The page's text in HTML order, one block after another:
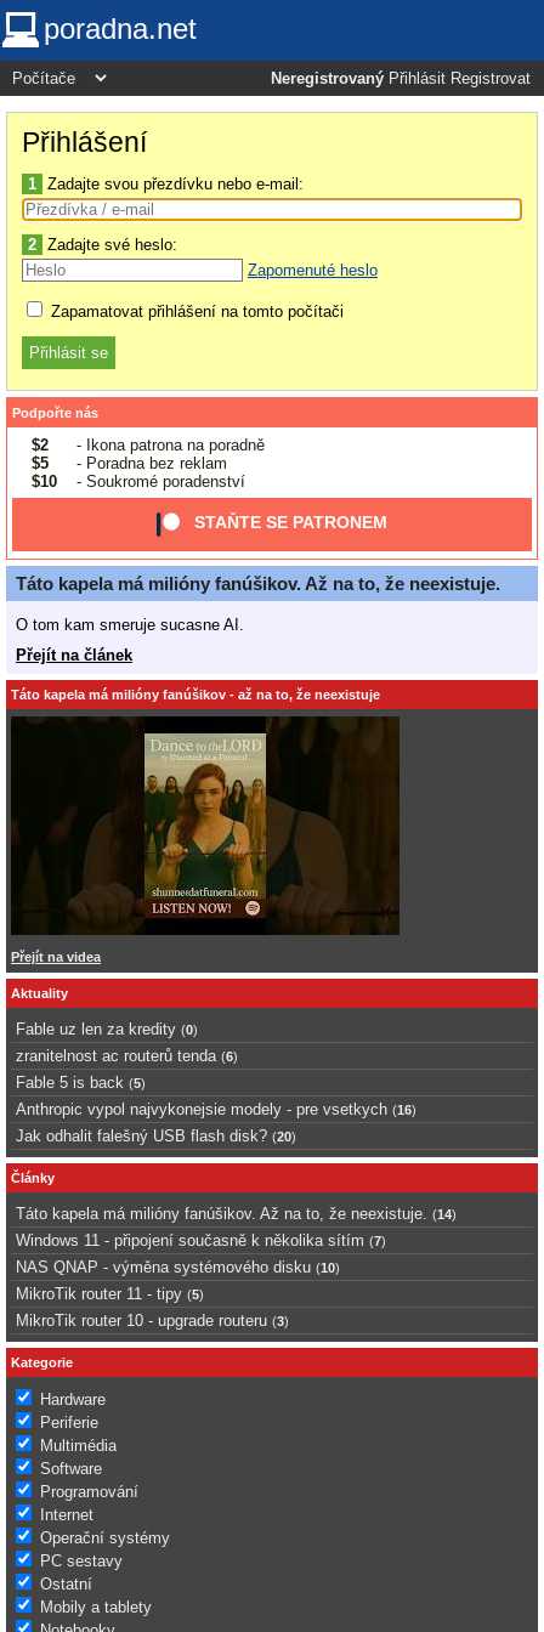
poradna.net
Neregistrovaný Přihlásit Registrovat
Přihlášení
1 Zadajte svou přezdívku nebo e-mail:
2 Zadajte své heslo:
Zapomenuté heslo
Zapamatovat přihlášení na tomto počítači
Podpořte nás
$2
- Ikona patrona na poradně
$5
- Poradna bez reklam
$10
- Soukromé poradenství
STAŇTE SE PATRONEM
Táto kapela má milióny fanúšikov. Až na to, že neexistuje.
O tom kam smeruje sucasne AI.
Přejít na článek
Táto kapela má milióny fanúšikov - až na to, že neexistuje
Přejít na videa
Aktuality
Fable uz len za kredity (0)
zranitelnost ac routerů tenda (6)
Fable 5 is back (5)
Anthropic vypol najvykonejsie modely - pre vsetkych (16)
Jak odhalit falešný USB flash disk? (20)
Články
Táto kapela má milióny fanúšikov. Až na to, že neexistuje. (14)
Windows 11 - připojení současně k několika sítím (7)
NAS QNAP - výměna systémového disku (10)
MikroTik router 11 - tipy (5)
MikroTik router 10 - upgrade routeru (3)
Kategorie
Hardware
Periferie
Multimédia
Software
Programování
Internet
Operační systémy
PC sestavy
Ostatní
Mobily a tablety